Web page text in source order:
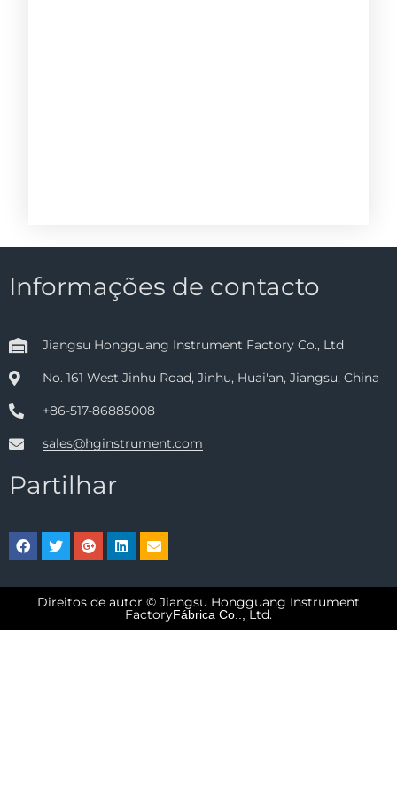
Informações de contacto
Jiangsu Hongguang Instrument Factory Co., Ltd
No. 161 West Jinhu Road, Jinhu, Huai'an, Jiangsu, China
+86-517-86885008
sales@hginstrument.com
Partilhar
Direitos de autor © Jiangsu Hongguang Instrument
FactoryFábrica Co.., Ltd.